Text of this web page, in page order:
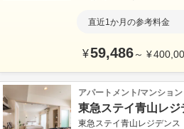
直近1か月の参考料金
¥59,486～ ¥
アパートメント/マンション
東急ステイ青山レ
東急ステイ青山レジデンス